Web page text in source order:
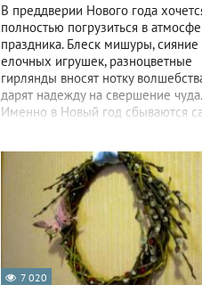
В преддверии Нового года
полностью погрузиться в
праздника. Блеск мишуры, сияние
елочных игрушек, разноцветные
гирлянды вносят нотку
дарят надежду на свершение чуда.
Именно в Новый год сбываются
7 020